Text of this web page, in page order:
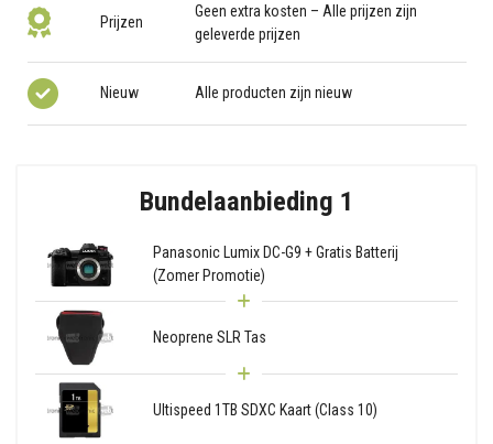
Prijzen
Geen extra kosten – Alle prijzen zijn
geleverde prijzen
Nieuw Alle producten zijn nieuw
Bundelaanbieding 1
Panasonic Lumix DC-G9 + Gratis Batterij
(Zomer Promotie)
Neoprene SLR Tas
Ultispeed 1TB SDXC Kaart (Class 10)